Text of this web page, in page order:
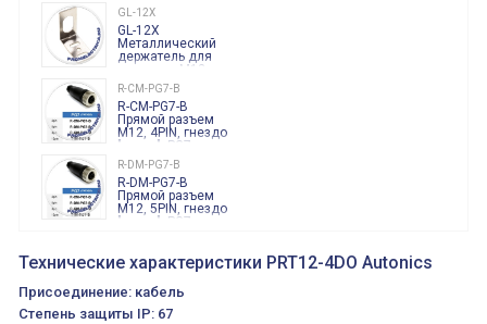
GL-12X
GL-12X
Металлический
держатель для
датчиков M12
R-CM-PG7-B
R-CM-PG7-B
Прямой разъем
M12, 4PIN, гнездо
"мама", PG7,
черного цвета
R-DM-PG7-B
R-DM-PG7-B
Прямой разъем
M12, 5PIN, гнездо
"мама", PG7,
R-DM-PG79-M
Прямой разъем
M12, 5PIN, гнездо
мама, PG7/9,
корпус металл
S-DM-2M-B
Технические характеристики PRT12-4DO Autonics
Присоединение: кабель
Степень защиты IP: 67